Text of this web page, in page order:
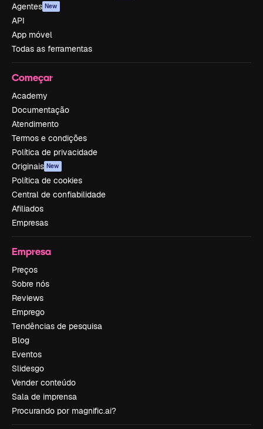
Agentes New
API
App móvel
Todas as ferramentas
Começar
Academy
Documentação
Atendimento
Termos e condições
Política de privacidade
Originais New
Política de cookies
Central de confiabilidade
Afiliados
Empresas
Empresa
Preços
Sobre nós
Reviews
Emprego
Tendências de pesquisa
Blog
Eventos
Slidesgo
Vender conteúdo
Sala de imprensa
Procurando por magnific.ai?